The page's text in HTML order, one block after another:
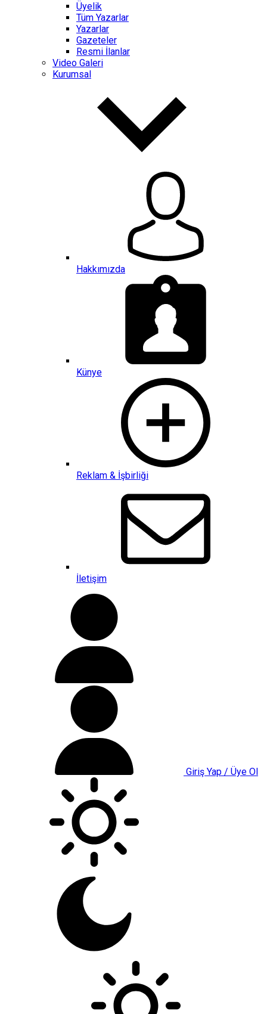
Üyelik
Tüm Yazarlar
Yazarlar
Gazeteler
Resmi İlanlar
Video Galeri
Kurumsal
Hakkımızda
Künye
Reklam & İşbirliği
İletişim
Giriş Yap / Üye Ol